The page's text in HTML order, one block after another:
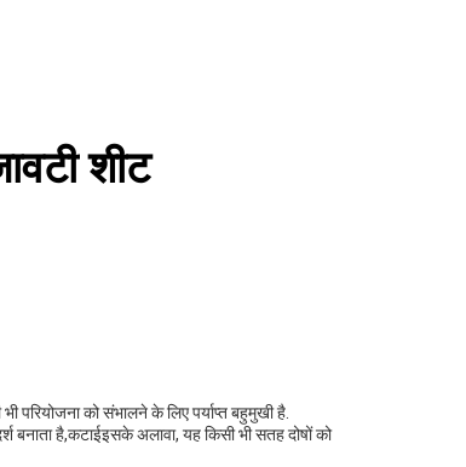
शीट
को संभालने के लिए पर्याप्त बहुमुखी है.
है,कटाईइसके अलावा, यह किसी भी सतह दोषों को